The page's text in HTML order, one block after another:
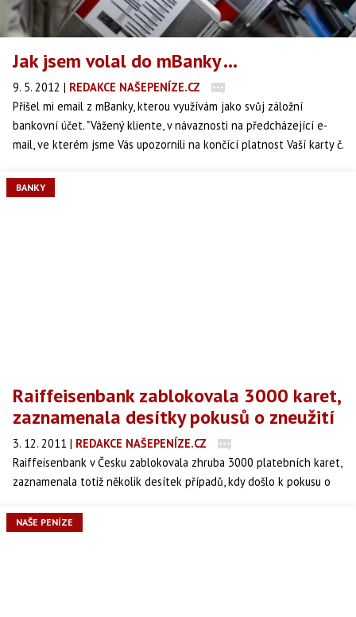
Jak jsem volal do mBanky ...
9. 5. 2012 | REDAKCE NAŠEPENÍZE.CZ
Přišel mi email z mBanky, kterou využívám jako svůj záložní
bankovní účet. "Vážený kliente, v návaznosti na předcházející e-
mail, ve kterém jsme Vás upozornili na končící platnost Vaší karty č.
požádat prostřednictvím Vašeho internetového bankovnictví,
nebo call cetra mLINKA. S pozdravem Tým mBank." Což je v
BANKY
Raiffeisenbank zablokovala 3000 karet,
zaznamenala desítky pokusů o zneužití
3. 12. 2011 | REDAKCE NAŠEPENÍZE.CZ
Raiffeisenbank v Česku zablokovala zhruba 3000 platebních karet,
zaznamenala totiž několik desítek případů, kdy došlo k pokusu o
NAŠE PENÍZE